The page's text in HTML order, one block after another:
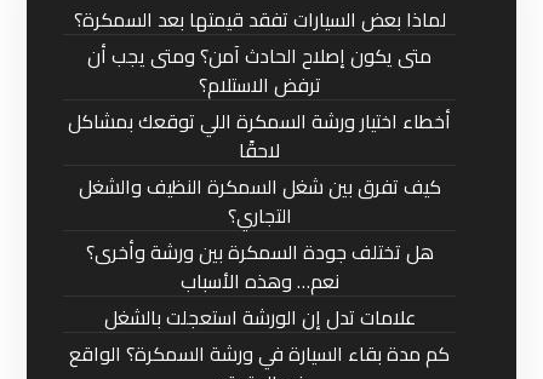
لماذا بعض السيارات تفقد قيمتها بعد السمكرة؟
متى يكون إصلاح الحادث آمن؟ ومتى يجب أن
ترفض الاستلام؟
أخطاء اختيار ورشة السمكرة اللي توقعك بمشاكل
لاحقًا
كيف تفرق بين شغل السمكرة النظيف والشغل
التجاري؟
هل تختلف جودة السمكرة بين ورشة وأخرى؟
نعم… وهذه الأسباب
علامات تدل إن الورشة استعجلت بالشغل
كم مدة بقاء السيارة في ورشة السمكرة؟ الواقع